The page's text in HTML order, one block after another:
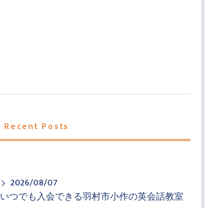
Recent Posts
2026/08/07
いつでも入会できる羽村市小作の英会話教室